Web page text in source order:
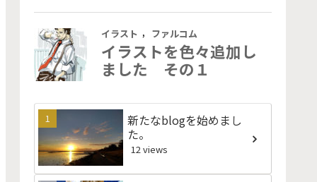
新たなblogを始めまし
た。
12 views